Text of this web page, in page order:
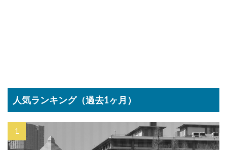
人気ランキング（過去1ヶ月）